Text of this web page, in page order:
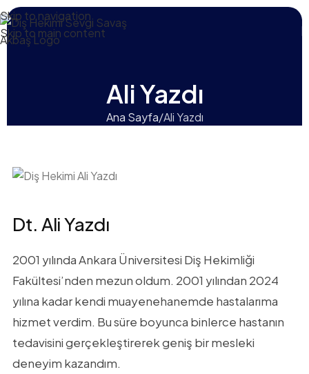
Skip to navigation
Skip to main content
Ali Yazdı
Ana Sayfa Ali Yazdı
Dt. Ali Yazdı
2001 yılında Ankara Üniversitesi Diş Hekimliği
Fakültesi’nden mezun oldum. 2001 yılından 2024
yılına kadar kendi muayenehanemde hastalarıma
hizmet verdim. Bu süre boyunca binlerce hastanın
tedavisini gerçekleştirerek geniş bir mesleki
deneyim kazandım.